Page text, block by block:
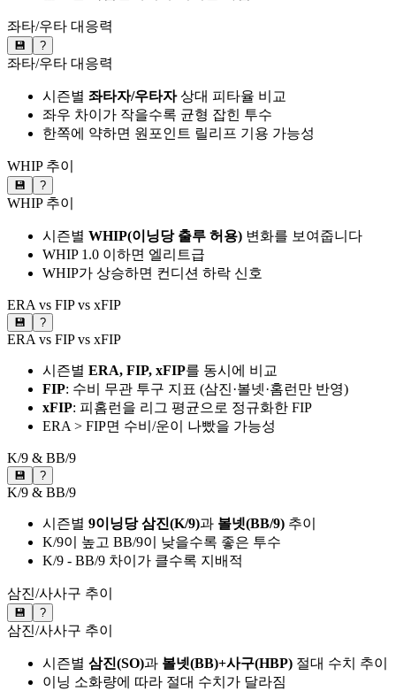
좌타/우타 대응력
💾 ?
좌타/우타 대응력
시즌별 좌타자/우타자상대 피타율 비교
좌우 차이가 작을수록 균형 잡힌 투수
한쪽에 약하면 원포인트 릴리프 기용 가능성
WHIP 추이
💾 ?
WHIP 추이
시즌별 WHIP(이닝당 출루 허용) 변화를 보여줍니다
WHIP 1.0 이하면 엘리트급
WHIP가 상승하면 컨디션 하락 신호
ERA vs FIP vs xFIP
💾 ?
ERA vs FIP vs xFIP
시즌별 ERA, FIP, xFIP를 동시에 비교
FIP: 수비 무관 투구 지표 (삼진·볼넷·홈런만 반영)
xFIP: 피홈런을 리그 평균으로 정규화한 FIP
ERA > FIP면 수비/운이 나빴을 가능성
K/9 & BB/9
💾 ?
K/9 & BB/9
시즌별 9이닝당 삼진(K/9)과 볼넷(BB/9) 추이
K/9이 높고 BB/9이 낮을수록 좋은 투수
K/9 - BB/9 차이가 클수록 지배적
삼진/사사구 추이
💾 ?
삼진/사사구 추이
시즌별 삼진(SO)과 볼넷(BB)+사구(HBP) 절대 수치 추이
이닝 소화량에 따라 절대 수치가 달라짐